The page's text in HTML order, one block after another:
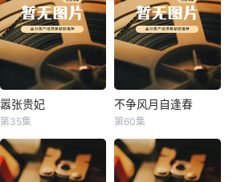
嚣张贵妃
嚣张贵妃
第35集
不争风月自逢春
不争风月自逢春
第60集